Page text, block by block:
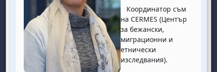
Координатор съм
на CERMES (Център
за бежански,
миграционни и
етнически
изследвания).